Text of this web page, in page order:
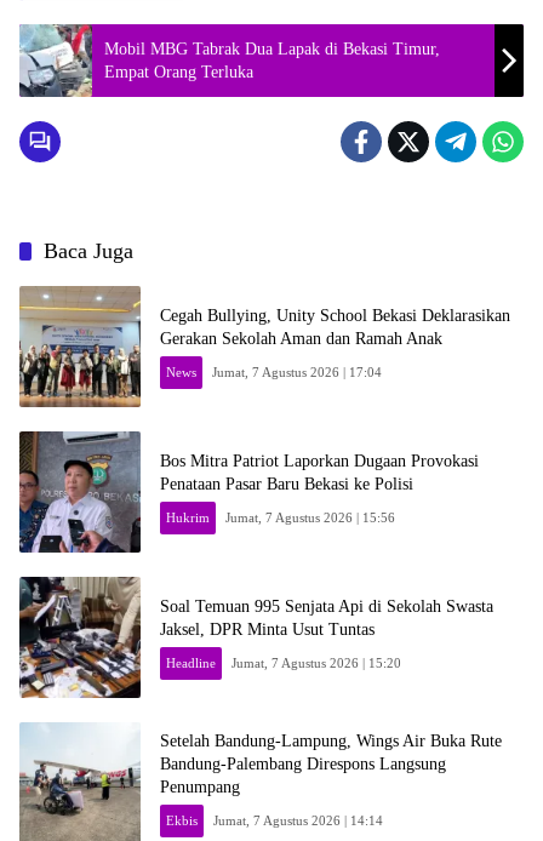
Mobil MBG Tabrak Dua Lapak di Bekasi Timur,
Empat Orang Terluka
Baca Juga
Cegah Bullying, Unity School Bekasi Deklarasikan
Gerakan Sekolah Aman dan Ramah Anak
News Jumat, 7 Agustus 2026 | 17:04
Bos Mitra Patriot Laporkan Dugaan Provokasi
Penataan Pasar Baru Bekasi ke Polisi
Hukrim Jumat, 7 Agustus 2026 | 15:56
Soal Temuan 995 Senjata Api di Sekolah Swasta
Jaksel, DPR Minta Usut Tuntas
Headline Jumat, 7 Agustus 2026 | 15:20
Setelah Bandung-Lampung, Wings Air Buka Rute
Bandung-Palembang Direspons Langsung
Penumpang
Ekbis Jumat, 7 Agustus 2026 | 14:14